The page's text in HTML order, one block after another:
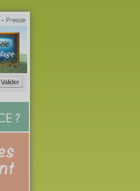
- Presse